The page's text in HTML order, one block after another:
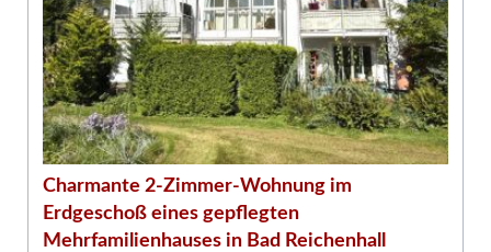
Charmante 2-Zimmer-Wohnung im
Erdgeschoß eines gepflegten
Mehrfamilienhauses in Bad Reichenhall